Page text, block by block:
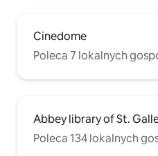
Cinedome
Poleca 7 lokalnych
Abbey library of St.
Poleca 134 lokalnych